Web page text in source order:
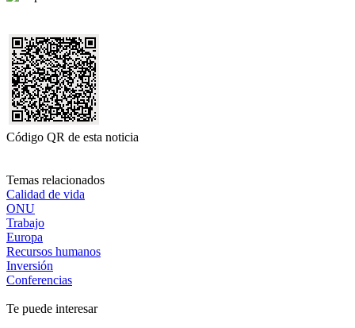
Código QR de esta noticia
Temas relacionados
Calidad de vida
ONU
Trabajo
Europa
Recursos humanos
Inversión
Conferencias
Te puede interesar